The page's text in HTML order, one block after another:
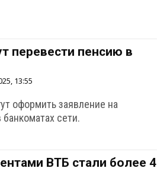
перевести пенсию в
13:55
оформить заявление на
сети.
ВТБ стали более 4